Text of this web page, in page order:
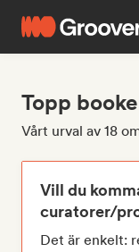
Topp
Vårt urval av 18
Vill du
curatorer/
Det är enkelt: